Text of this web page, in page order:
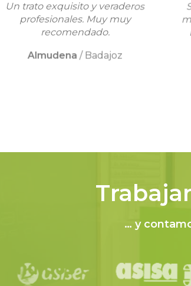
Un trato exquisito y veraderos
profesionales. Muy muy
recomendado.
Almudena / Badajoz
… y